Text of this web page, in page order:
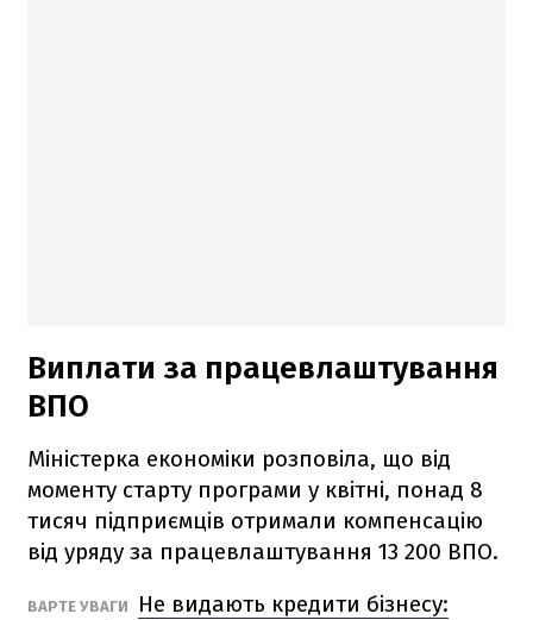
Виплати за працевлаштування
ВПО
Міністерка економіки розповіла, що від
моменту старту програми у квітні, понад 8
тисяч підприємців отримали компенсацію
від уряду за працевлаштування 13 200 ВПО.
ВАРТЕ УВАГИ
Не видають кредити бізнесу: